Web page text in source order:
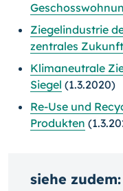
Ziegelindustrie
zentrales
Klimaneutrale
Siegel (1.3.2020)
Re-Use und
Produkten
siehe zudem: